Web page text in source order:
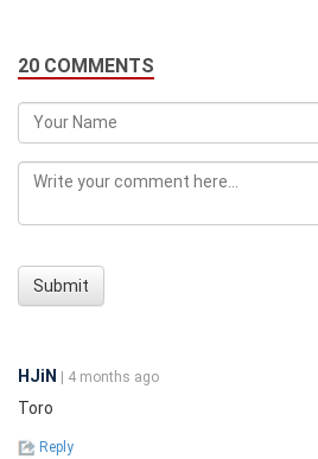
20 COMMENTS
Submit
HJiN | 4 months ago
Toro
Reply